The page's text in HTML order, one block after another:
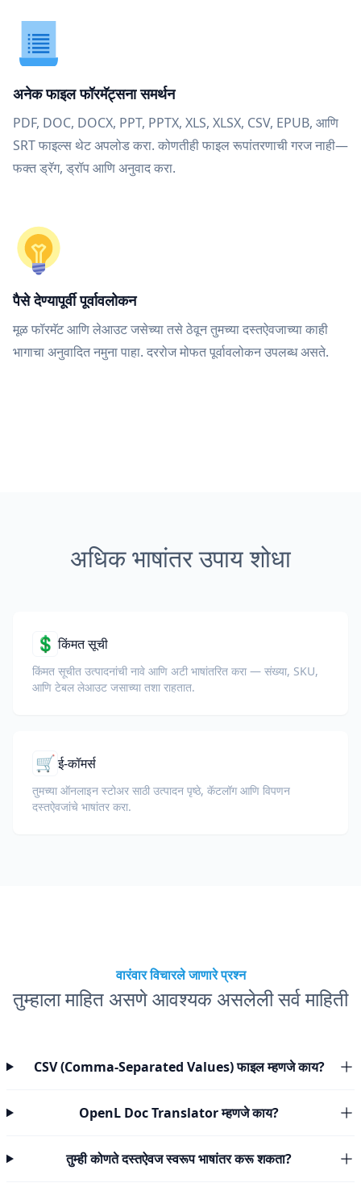
अनेक फाइल फॉरमॅट्सना समर्थन
PDF, DOC, DOCX, PPT, PPTX, XLS, XLSX, CSV, EPUB, आणि
SRT फाइल्स थेट अपलोड करा. कोणतीही फाइल रूपांतरणाची गरज नाही—
फक्त ड्रॅग, ड्रॉप आणि अनुवाद करा.
पैसे देण्यापूर्वी पूर्वावलोकन
मूळ फॉरमॅट आणि लेआउट जसेच्या तसे ठेवून तुमच्या दस्तऐवजाच्या काही
भागाचा अनुवादित नमुना पाहा. दररोज मोफत पूर्वावलोकन उपलब्ध असते.
अधिक भाषांतर उपाय शोधा
💲 किंमत सूची
किंमत सूचीत उत्पादनांची नावे आणि अटी भाषांतरित करा — संख्या, SKU,
आणि टेबल लेआउट जसाच्या तशा राहतात.
🛒ई-कॉमर्स
तुमच्या ऑनलाइन स्टोअर साठी उत्पादन पृष्ठे, कॅटलॉग आणि विपणन
दस्तऐवजांचे भाषांतर करा.
वारंवार विचारले जाणारे प्रश्न
तुम्हाला माहित असणे आवश्यक असलेली सर्व माहिती
CSV (Comma-Separated Values) फाइल म्हणजे काय?
OpenL Doc Translator म्हणजे काय?
तुम्ही कोणते दस्तऐवज स्वरूप भाषांतर करू शकता?